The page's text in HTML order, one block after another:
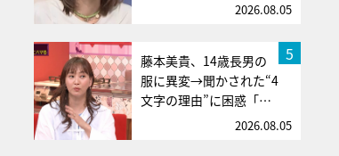
2026.08.05
5
藤本美貴、14歳長男の
服に異変→聞かされた“4
文字の理由”に困惑「…
2026.08.05